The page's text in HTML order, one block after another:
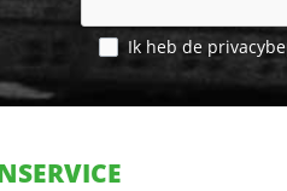
Ik heb de